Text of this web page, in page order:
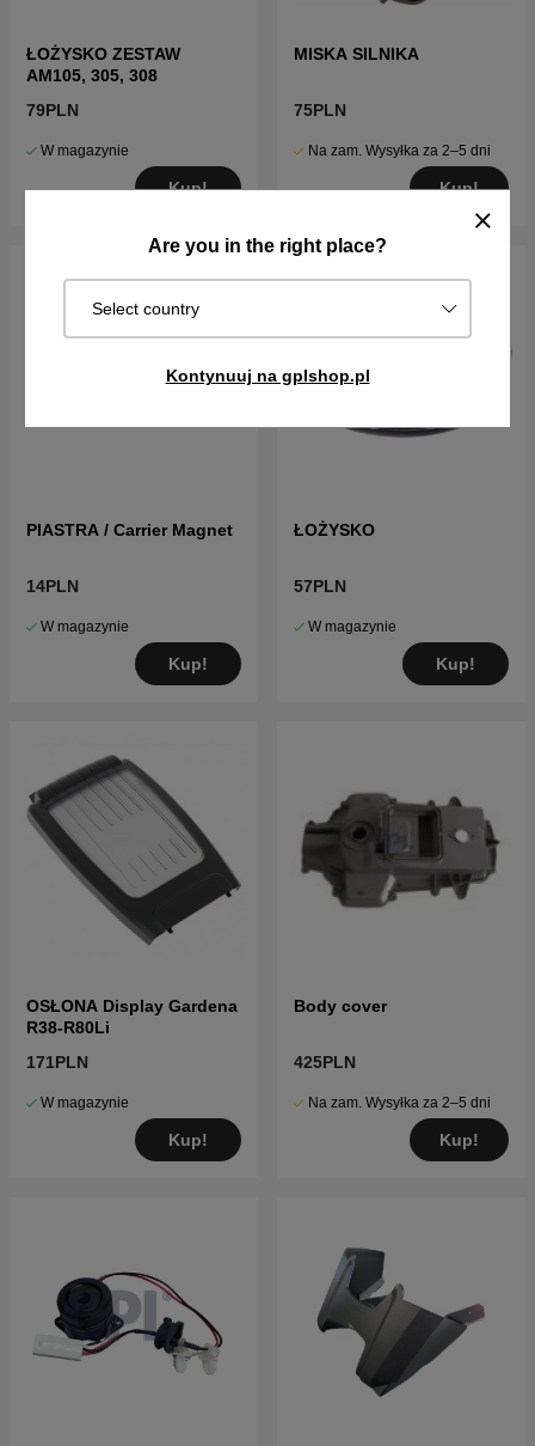
Are you in the right place?
Select country
Kontynuuj na gplshop.pl
ŁOŻYSKO ZESTAW
AM105, 305, 308
79PLN
W magazynie
Kup!
MISKA SILNIKA
75PLN
Na zam. Wysyłka za 2–5 dni
Kup!
PIASTRA / Carrier Magnet
14PLN
W magazynie
Kup!
ŁOŻYSKO
57PLN
W magazynie
Kup!
OSŁONA Display Gardena
R38-R80Li
171PLN
W magazynie
Kup!
Body cover
425PLN
Na zam. Wysyłka za 2–5 dni
Kup!